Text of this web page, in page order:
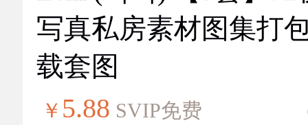
写真私房素材图集打
载套图
￥ 5.88 SVIP免费